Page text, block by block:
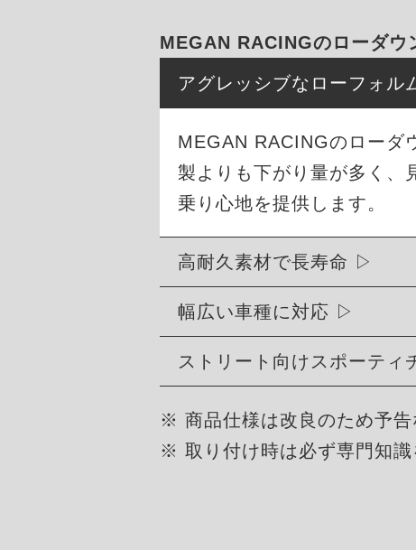
MEGAN RACINGのローダウ
アグレッシブなローフォル
MEGAN RACINGのローダ
製よりも下がり量が多く、
乗り心地を提供します。
高耐久素材で長寿命
幅広い車種に対応
ストリート向けスポーティ
※ 商品仕様は改良のため予告
※ 取り付け時は必ず専門知